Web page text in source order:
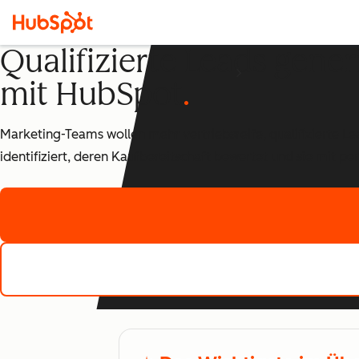
Qualifizierte Leads
mit HubSpot
Marketing-Teams wollen mehr vertriebsreife, qualifizierte
identifiziert, deren Kaufbereitschaft bewertet und sie mit